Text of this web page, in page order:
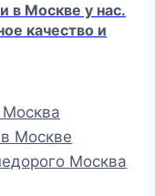
в Москве у нас.
качество и
Москве
Москва